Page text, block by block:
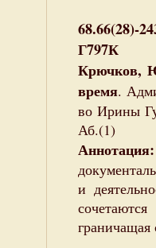
68.66(28)-
Г797К
Крючков,
время.
во Ирины
Аб.(1)
Аннотация:
и